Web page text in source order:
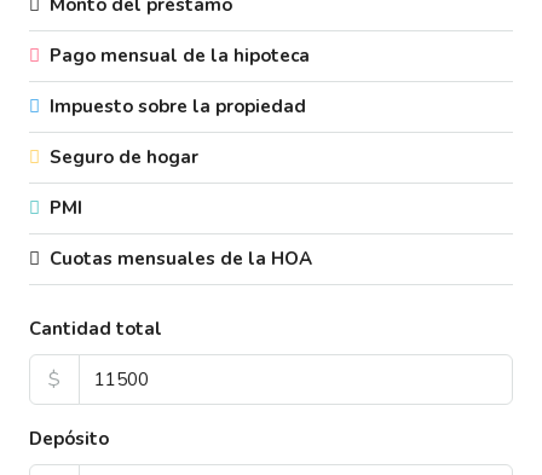
Monto del préstamo
Pago mensual de la hipoteca
Impuesto sobre la propiedad
Seguro de hogar
PMI
Cuotas mensuales de la HOA
Cantidad total
$
Depósito